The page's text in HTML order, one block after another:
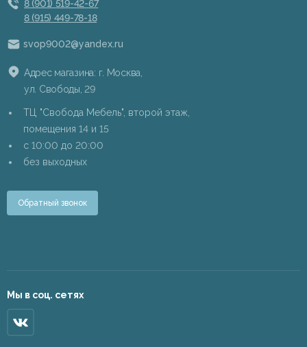
8 (901) 519-42-67
8 (915) 449-78-18
svop9002@yandex.ru
Адрес магазина: г. Москва,
ул. Свободы, 29
ТЦ "Свобода Мебель", второй этаж,
помещения 14 и 15
c 10:00 до 20:00
без выходных
Обратный звонок
Мы в соц. сетях